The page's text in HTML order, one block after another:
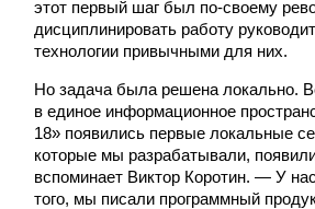
этот первый шаг был по-своему
дисциплинировать работу
технологии привычными для них.
Но задача была решена локально.
в единое информационное
18» появились первые локальные
которые мы разрабатывали,
вспоминает Виктор Коротин. — У
того, мы писали программный